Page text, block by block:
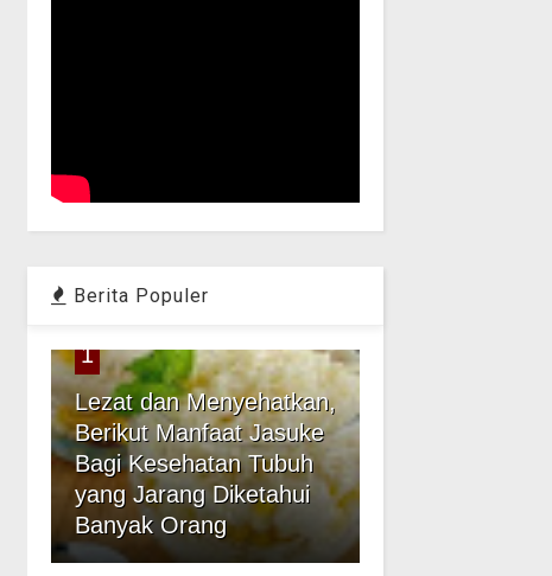
Berita Populer
1
Lezat dan Menyehatkan,
Berikut Manfaat Jasuke
Bagi Kesehatan Tubuh
yang Jarang Diketahui
Banyak Orang